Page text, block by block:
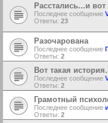
Расстались...и
Последнее сообщение
Ответы: 23
Разочарована
Последнее сообщение
Ответы: 2
Вот такая
Последнее сообщение
Ответы: 2
Грамотный
Последнее сообщение
Ответы: 2